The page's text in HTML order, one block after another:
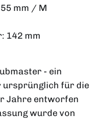
55 mm / M
142 mm
- ein
ursprünglich für die
Jahre entworfen
wurde von